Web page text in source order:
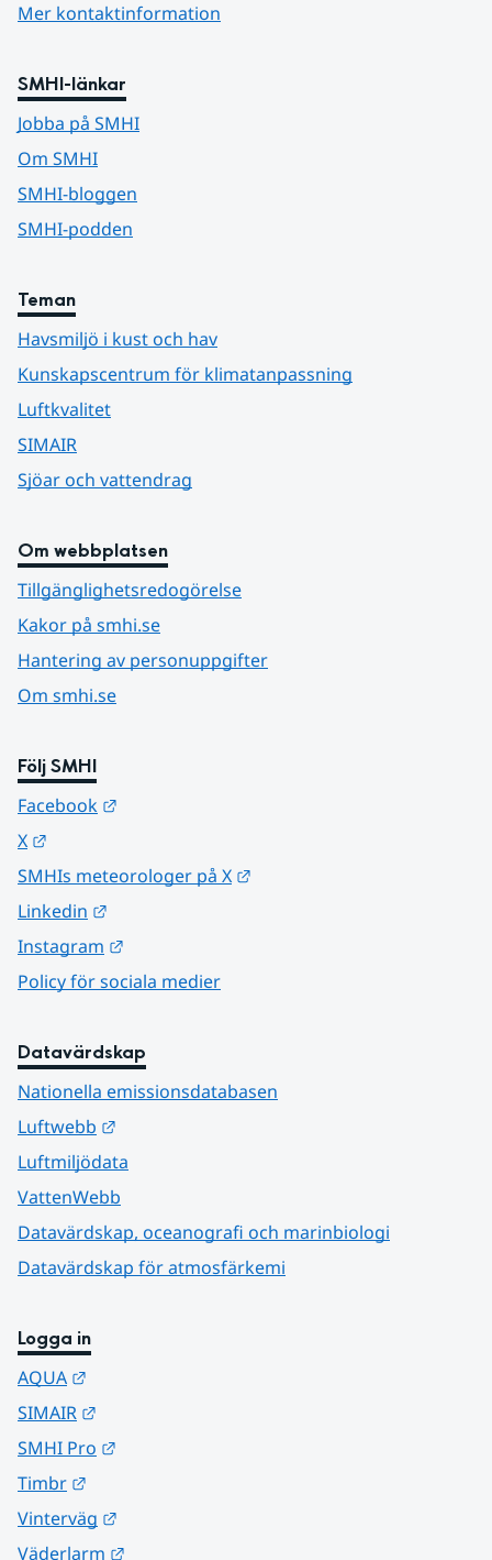
Mer kontaktinformation
SMHI-länkar
Jobba på SMHI
Om SMHI
SMHI-bloggen
SMHI-podden
Teman
Havsmiljö i kust och hav
Kunskapscentrum för klimatanpassning
Luftkvalitet
SIMAIR
Sjöar och vattendrag
Om webbplatsen
Tillgänglighetsredogörelse
Kakor på smhi.se
Hantering av personuppgifter
Om smhi.se
Följ SMHI
Facebook
X
SMHIs meteorologer på X
Linkedin
Instagram
Policy för sociala medier
Datavärdskap
Nationella emissionsdatabasen
Luftwebb
Luftmiljödata
VattenWebb
Datavärdskap, oceanografi och marinbiologi
Datavärdskap för atmosfärkemi
Logga in
AQUA
SIMAIR
SMHI Pro
Timbr
Vinterväg
Väderlarm